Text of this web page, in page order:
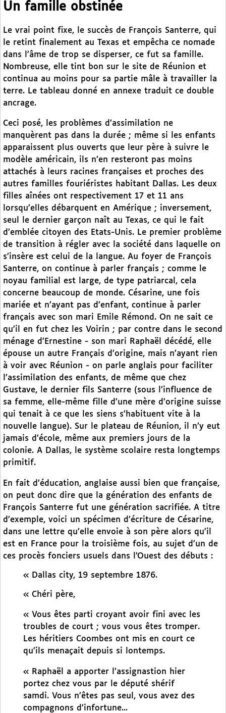
Un famille obstinée
Le vrai point fixe, le succès de François Santerre, qui
le retint finalement au Texas et empêcha ce nomade
dans l’âme de trop se disperser, ce fut sa famille.
Nombreuse, elle tint bon sur le site de Réunion et
continua au moins pour sa partie mâle à travailler la
terre. Le tableau donné en annexe traduit ce double
ancrage.
Ceci posé, les problèmes d’assimilation ne
manquèrent pas dans la durée ; même si les enfants
apparaissent plus ouverts que leur père à suivre le
modèle américain, ils n’en resteront pas moins
attachés à leurs racines françaises et proches des
autres familles fouriéristes habitant Dallas. Les deux
filles aînées ont respectivement 17 et 11 ans
lorsqu’elles débarquent en Amérique ; inversement,
seul le dernier garçon naît au Texas, ce qui le fait
d’emblée citoyen des Etats-Unis. Le premier problème
de transition à régler avec la société dans laquelle on
s’insère est celui de la langue. Au foyer de François
Santerre, on continue à parler français ; comme le
noyau familial est large, de type patriarcal, cela
concerne beaucoup de monde. Césarine, une fois
mariée et n’ayant pas d’enfant, continue à parler
français avec son mari Emile Rémond. On ne sait ce
qu’il en fut chez les Voirin ; par contre dans le second
ménage d’Ernestine - son mari Raphaël décédé, elle
épouse un autre Français d’origine, mais n’ayant rien
à voir avec Réunion - on parle anglais pour faciliter
l’assimilation des enfants, de même que chez
Gustave, le dernier fils Santerre (sous l’influence de
sa femme, elle-même fille d’une mère d’origine suisse
qui tenait à ce que les siens s’habituent vite à la
nouvelle langue). Sur le plateau de Réunion, il n’y eut
jamais d’école, même aux premiers jours de la
colonie. A Dallas, le système scolaire resta longtemps
primitif.
En fait d’éducation, anglaise aussi bien que française,
on peut donc dire que la génération des enfants de
François Santerre fut une génération sacrifiée. A titre
d’exemple, voici un spécimen d’écriture de Césarine,
dans une lettre qu’elle envoie à son père alors qu’il
est en France pour la troisième fois, au sujet d’un de
ces procès fonciers usuels dans l’Ouest des débuts :
« Dallas city, 19 septembre 1876.
« Chéri père,
« Vous êtes parti croyant avoir fini avec les
troubles de court ; vous vous êtes tromper.
Les héritiers Coombes ont mis en court ce
qu’ils menaçait depuis si lontemps.
« Raphaël a apporter l’assignastion hier
portez chez vous par le député shérif
samdi. Vous n’êtes pas seul, vous avez des
compagnons d’infortune...